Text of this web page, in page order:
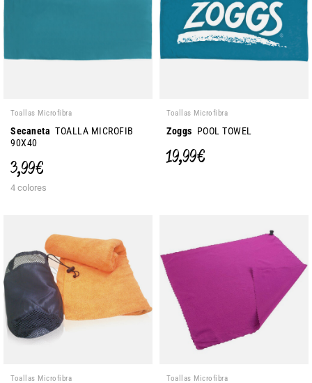
Toallas Microfibra
Secaneta TOALLA MICROFIB
90X40
3,99 €
4 colores
Toallas Microfibra
Zoggs POOL TOWEL
19,99 €
Toallas Microfibra Toallas Microfibra